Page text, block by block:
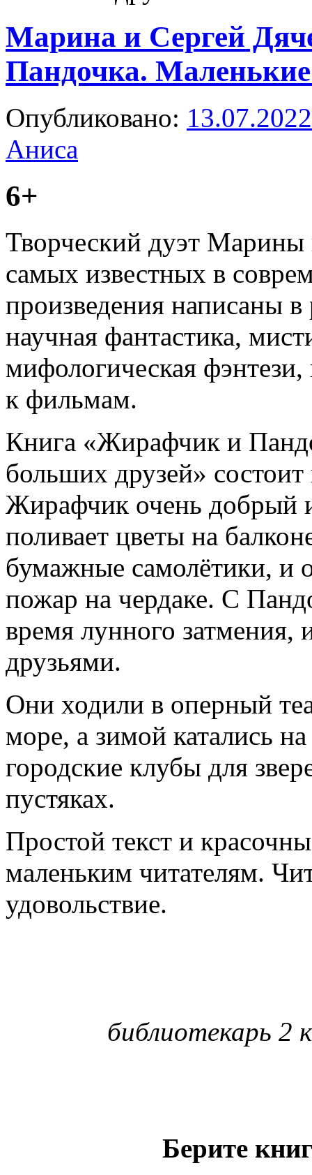
Марина и Сергей
Пандочка.
Опубликовано: 13.07.2022
Аниса
6+
Творческий дуэт
самых известных в
произведения написаны
научная фантастика,
мифологическая
к фильмам.
Книга «Жирафчик и
больших друзей»
Жирафчик очень добрый
поливает цветы на
бумажные самолётики, и
пожар на чердаке. С
время лунного затмения,
друзьями.
Они ходили в оперный
море, а зимой катались
городские клубы для
пустяках.
Простой текст и
маленьким читателям.
удовольствие.
библиотекарь 2
Берите